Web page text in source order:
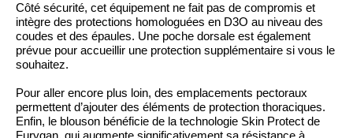
Côté sécurité, cet équipement ne fait pas de compromis et
intègre des protections homologuées en D3O au niveau des
coudes et des épaules. Une poche dorsale est également
prévue pour accueillir une protection supplémentaire si vous le
souhaitez.
Pour aller encore plus loin, des emplacements pectoraux
permettent d’ajouter des éléments de protection thoraciques.
Enfin, le blouson bénéficie de la technologie Skin Protect de